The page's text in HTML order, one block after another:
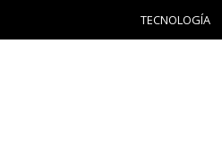
TECNOLOGÍA